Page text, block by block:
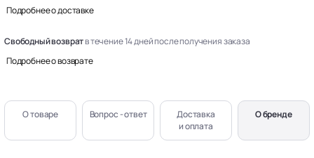
Подробнее о доставке
Свободный возвратв течение 14 дней после получения заказа
Подробнее о возврате
О товаре Вопрос - ответ
Доставка
и оплата
О бренде